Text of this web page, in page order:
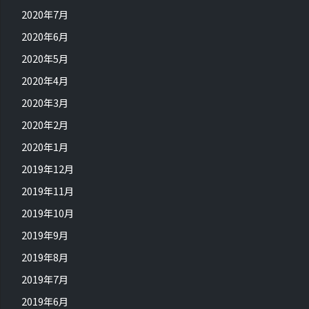
2020年7月
2020年6月
2020年5月
2020年4月
2020年3月
2020年2月
2020年1月
2019年12月
2019年11月
2019年10月
2019年9月
2019年8月
2019年7月
2019年6月